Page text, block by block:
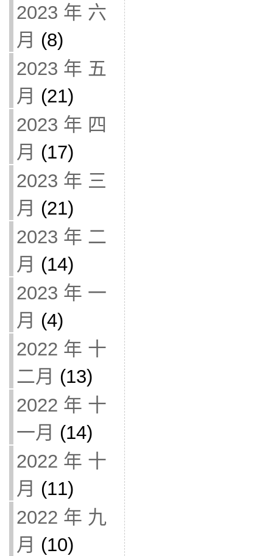
2023 年 六
月 (8)
2023 年 五
月 (21)
2023 年 四
月 (17)
2023 年 三
月 (21)
2023 年 二
月 (14)
2023 年 一
月 (4)
2022 年 十
二月 (13)
2022 年 十
一月 (14)
2022 年 十
月 (11)
2022 年 九
月 (10)